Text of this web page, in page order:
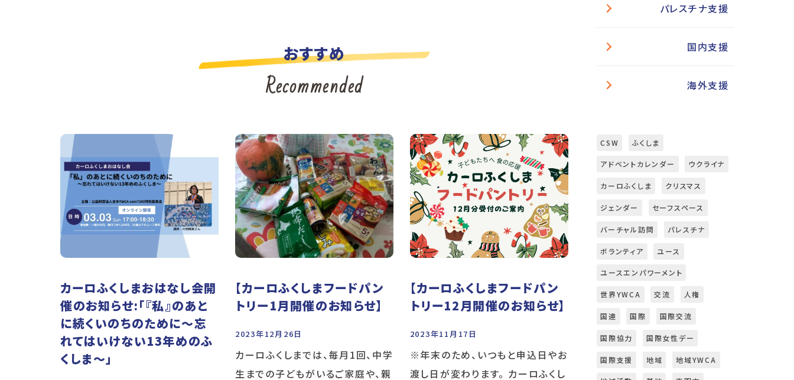
おすすめ
Recommended
カーロふくしまおはなし会開
催のお知らせ:「『私』のあと
に続くいのちのために〜忘
れてはいけない13年めのふ
くしま～」
【カーロふくしまフードパン
トリー1月開催のお知らせ】
2023年12月26日
カーロふくしまでは、毎月1回、中学
生までの子どもがいるご家庭や、親
【カーロふくしまフードパン
トリー12月開催のお知らせ】
2023年11月17日
※年末のため、いつもと申込日やお
渡し日が変わります。 カーロふくし
パレスチナ支援
国内支援
海外支援
CSW ふくしま
アドベントカレンダー ウクライナ
カーロふくしま クリスマス
ジェンダー セーフスペース
バーチャル訪問 パレスチナ
ボランティア ユース
ユースエンパワーメント
世界YWCA 交流 人権
国連 国際 国際交流
国際協力 国際女性デー
国際支援 地域 地域YWCA